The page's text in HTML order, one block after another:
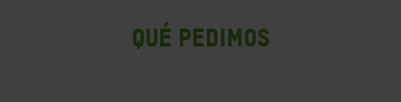
Qué pedimos